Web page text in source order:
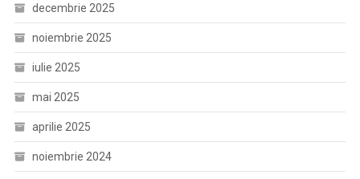
decembrie 2025
noiembrie 2025
iulie 2025
mai 2025
aprilie 2025
noiembrie 2024